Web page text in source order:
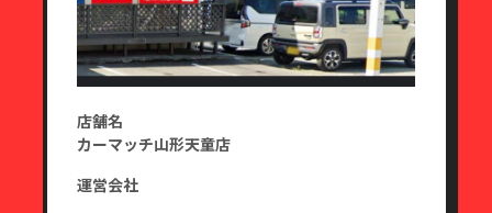
店舗名
カーマッチ山形天童店
運営会社